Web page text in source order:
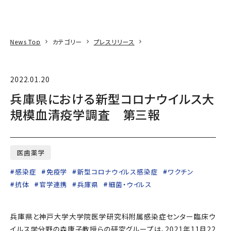
News Top カテゴリー プレスリリース
2022.01.20
兵庫県における新型コロナウイルス大
規模血清疫学調査 第三報
医歯薬学
感染症
免疫学 新型コロナウイルス感染症
ワクチン
抗体
官学連携 兵庫県 細菌・ウイルス
兵庫県と神戸大学大学院医学研究科附属感染症センター臨床ウ
イルス学分野の森康子教授らの研究グループは、2021年11月22